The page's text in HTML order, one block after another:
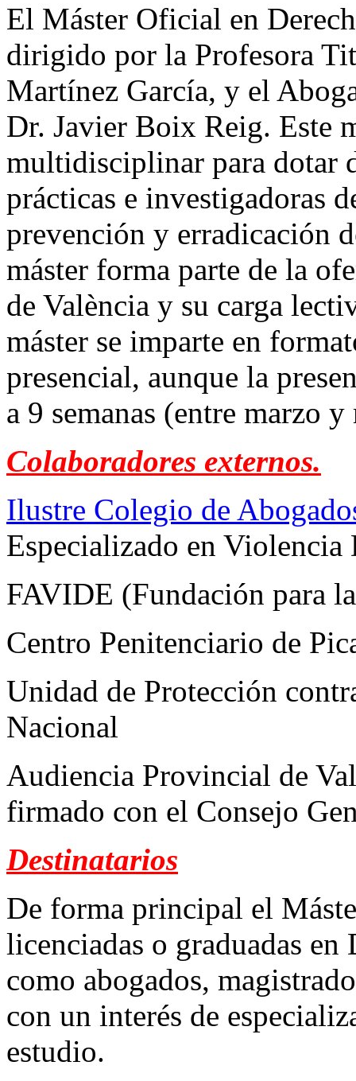
El Máster Oficial en
dirigido por la Profesora
Martínez García, y el
Dr. Javier Boix Reig. Este
multidisciplinar para dotar
prácticas e investigadoras
prevención y erradicación
máster forma parte de la
de València y su carga
máster se imparte en
presencial, aunque la
a 9 semanas (entre marzo
Colaboradores externos.
Ilustre Colegio de
Especializado en Violencia
FAVIDE (Fundación para
Centro Penitenciario de
Unidad de Protección
Nacional
Audiencia Provincial de
firmado con el Consejo
Destinatarios
De forma principal el
licenciadas o graduadas
como abogados,
con un interés de
estudio.